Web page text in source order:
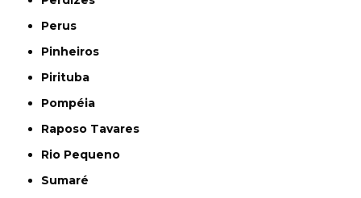
Perus
Pinheiros
Pirituba
Pompéia
Raposo Tavares
Rio Pequeno
Sumaré